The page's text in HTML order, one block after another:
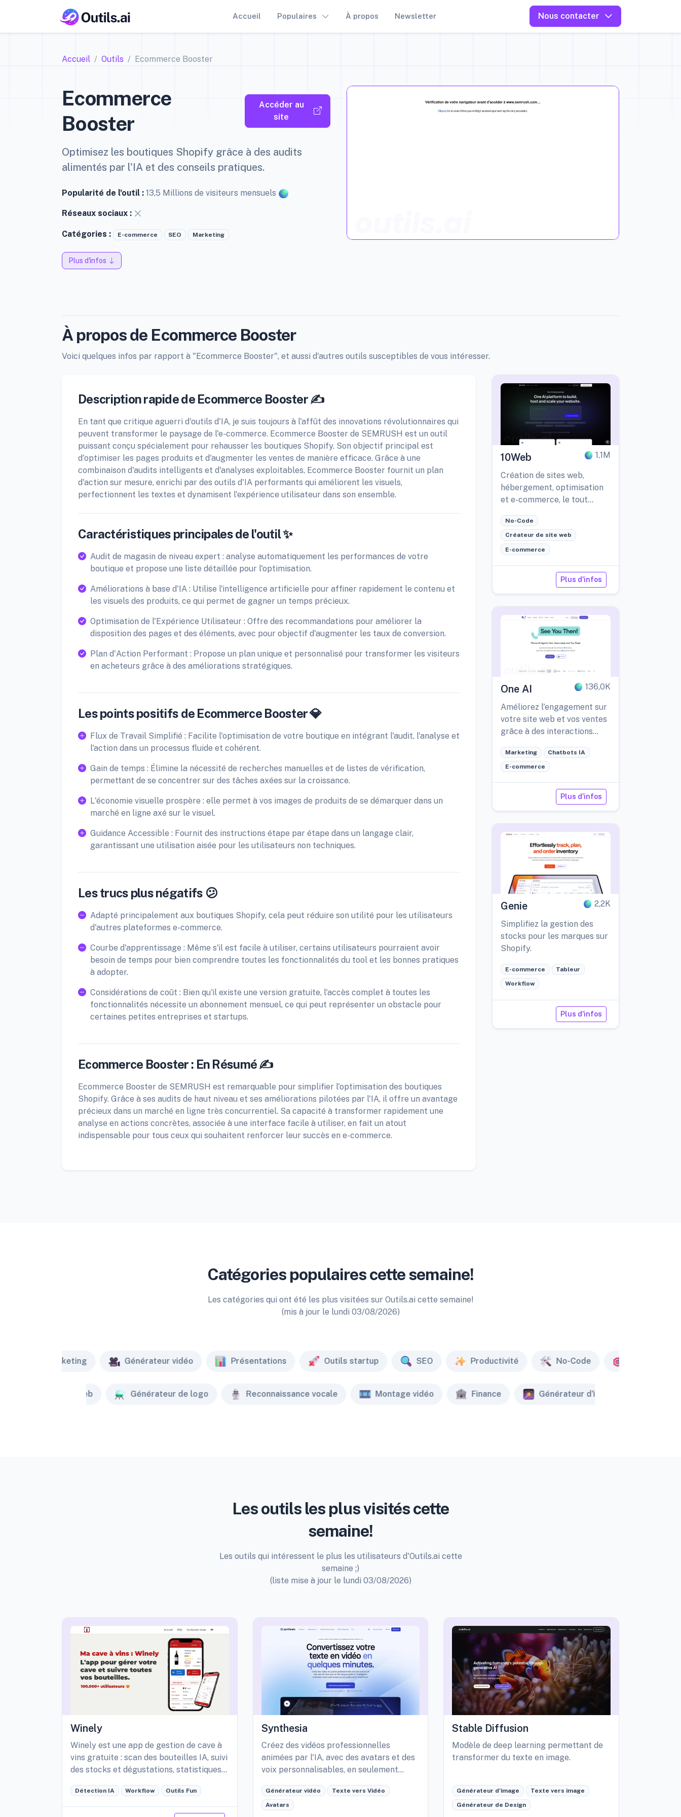
Accueil Populaires À propos Newsletter Nous contacter
Accueil Outils Ecommerce Booster
Ecommerce
Booster
Accéder au
site
Optimisez les boutiques Shopify grâce à des audits
alimentés par l'IA et des conseils pratiques.
Popularité de l'outil : 13,5 Millions de visiteurs mensuels
Réseaux sociaux :
Catégories : E-commerce SEO Marketing
Plus d'infos
À propos de Ecommerce Booster
Voici quelques infos par rapport à "Ecommerce Booster", et aussi d'autres outils susceptibles de vous intéresser.
Description rapide de Ecommerce Booster ✍️
En tant que critique aguerri d'outils d'IA, je suis toujours à l'affût des innovations révolutionnaires qui
peuvent transformer le paysage de l'e-commerce. Ecommerce Booster de SEMRUSH est un outil
puissant conçu spécialement pour rehausser les boutiques Shopify. Son objectif principal est
d'optimiser les pages produits et d'augmenter les ventes de manière efficace. Grâce à une
combinaison d'audits intelligents et d'analyses exploitables, Ecommerce Booster fournit un plan
d'action sur mesure, enrichi par des outils d'IA performants qui améliorent les visuels,
perfectionnent les textes et dynamisent l'expérience utilisateur dans son ensemble.
Caractéristiques principales de l'outil ✨
Audit de magasin de niveau expert : analyse automatiquement les performances de votre
boutique et propose une liste détaillée pour l'optimisation.
Améliorations à base d'IA : Utilise l'intelligence artificielle pour affiner rapidement le contenu et
les visuels des produits, ce qui permet de gagner un temps précieux.
Optimisation de l'Expérience Utilisateur : Offre des recommandations pour améliorer la
disposition des pages et des éléments, avec pour objectif d'augmenter les taux de conversion.
Plan d'Action Performant : Propose un plan unique et personnalisé pour transformer les visiteurs
en acheteurs grâce à des améliorations stratégiques.
Les points positifs de Ecommerce Booster 💎
Flux de Travail Simplifié : Facilite l'optimisation de votre boutique en intégrant l'audit, l'analyse et
l'action dans un processus fluide et cohérent.
Gain de temps : Élimine la nécessité de recherches manuelles et de listes de vérification,
permettant de se concentrer sur des tâches axées sur la croissance.
L'économie visuelle prospère : elle permet à vos images de produits de se démarquer dans un
marché en ligne axé sur le visuel.
Guidance Accessible : Fournit des instructions étape par étape dans un langage clair,
garantissant une utilisation aisée pour les utilisateurs non techniques.
Les trucs plus négatifs 😕
Adapté principalement aux boutiques Shopify, cela peut réduire son utilité pour les utilisateurs
d'autres plateformes e-commerce.
Courbe d'apprentissage : Même s'il est facile à utiliser, certains utilisateurs pourraient avoir
besoin de temps pour bien comprendre toutes les fonctionnalités du tool et les bonnes pratiques
à adopter.
Considérations de coût : Bien qu'il existe une version gratuite, l'accès complet à toutes les
fonctionnalités nécessite un abonnement mensuel, ce qui peut représenter un obstacle pour
certaines petites entreprises et startups.
Ecommerce Booster : En Résumé ✍️
Ecommerce Booster de SEMRUSH est remarquable pour simplifier l'optimisation des boutiques
Shopify. Grâce à ses audits de haut niveau et ses améliorations pilotées par l'IA, il offre un avantage
précieux dans un marché en ligne très concurrentiel. Sa capacité à transformer rapidement une
analyse en actions concrètes, associée à une interface facile à utiliser, en fait un atout
indispensable pour tous ceux qui souhaitent renforcer leur succès en e-commerce.
10Web 1,1M
Création de sites web,
hébergement, optimisation
et e-commerce, le tout
plateforme grâce à l'IA.
No-Code
Créateur de site web
E-commerce
Plus d'infos
One AI 136,0K
Améliorez l'engagement sur
votre site web et vos ventes
grâce à des interactions
Marketing Chatbots IA
E-commerce
Plus d'infos
Genie 2,2K
Simplifiez la gestion des
stocks pour les marques sur
Shopify.
E-commerce Tableur
Workflow
Plus d'infos
Catégories populaires cette semaine!
Les catégories qui ont été les plus visitées sur Outils.ai cette semaine!
(mis à jour le lundi 03/08/2026)
Marketing Générateur vidéo Présentations Outils startup SEO Productivité No-Code
Créateur de site web Générateur de logo Reconnaissance vocale Montage vidéo Finance Générateur d'image
Les outils les plus visités cette
semaine!
Les outils qui intéressent le plus les utilisateurs d'Outils.ai cette
semaine ;)
(liste mise à jour le lundi 03/08/2026)
Winely
Winely est une app de gestion de cave à
vins gratuite : scan des bouteilles IA, suivi
des stocks et dégustations, statistiques
Détection IA Workflow Outils Fun
Synthesia
Créez des vidéos professionnelles
animées par l'IA, avec des avatars et des
voix personnalisables, en seulement
Générateur vidéo Texte vers Vidéo
Avatars
Stable Diffusion
Modèle de deep learning permettant de
transformer du texte en image.
Générateur d'image Texte vers image
Générateur de Design